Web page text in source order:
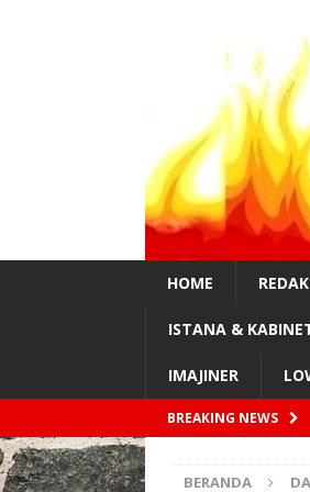
HOME
ISTANA &
IMAJINER
BREAKING NEWS
BERANDA